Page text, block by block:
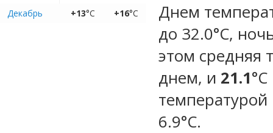
Декабрь
+13°C +16°C
Днем
до 32.0°C,
этом средняя
днем, и 21.1
температурой
6.9°С.